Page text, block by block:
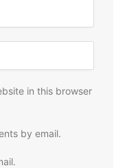
in this browser
by email.